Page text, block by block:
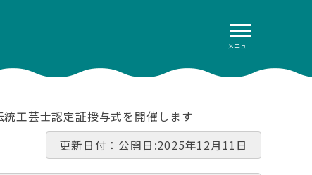
メニュー
工芸士認定証授与式を開催します
更新日付：公開日:2025年12月11日